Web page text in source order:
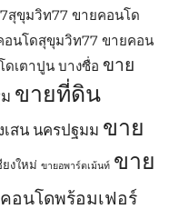
สุขุมวิท77 ขายคอนโด
อนโดสุขุมวิท77 ขายคอน
เตาปูน บางซื่อ ขาย
ขายที่ดิน
สน นครปฐมม ขาย
งใหม่ ขายอพาร์ตเม้นท์ ขาย
คอนโดพร้อมเฟอร์